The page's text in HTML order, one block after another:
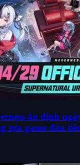
ấn định
tựa game đầu